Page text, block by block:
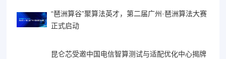
“琶洲算谷”聚算法英才，第二届广州·琶洲算法大赛
正式启动
昆仑芯受邀中国电信智算测试与适配优化中心揭牌